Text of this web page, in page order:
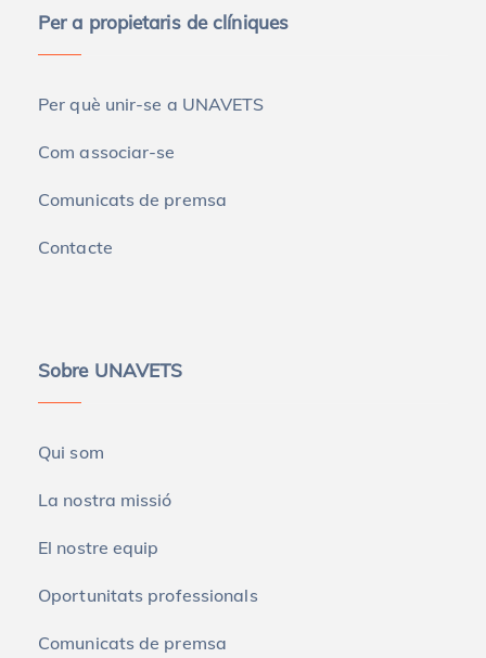
Per a propietaris de clíniques
Per què unir-se a UNAVETS
Com associar-se
Comunicats de premsa
Contacte
Sobre UNAVETS
Qui som
La nostra missió
El nostre equip
Oportunitats professionals
Comunicats de premsa